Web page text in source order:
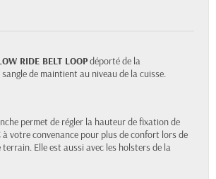
RIDE BELT LOOPdéporté de la
sangle de maintient au niveau de la cuisse.
permet de régler la hauteur de fixation de
à votre convenance pour plus de confort lors de
Elle est aussi avec les holsters de la